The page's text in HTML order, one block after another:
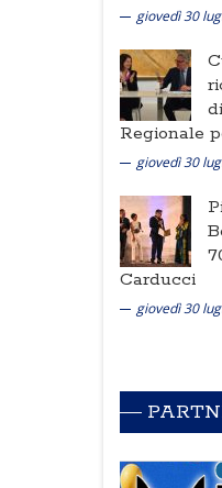
giovedì 30
Regionale
giovedì 30
Carducci
giovedì 30